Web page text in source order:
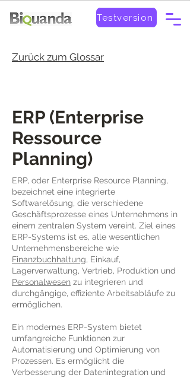
Testversion
Zurück zum Glossar
ERP (Enterprise
Ressource
Planning)
ERP, oder Enterprise Resource Planning,
bezeichnet eine integrierte
Softwarelösung, die verschiedene
Geschäftsprozesse eines Unternehmens in
einem zentralen System vereint. Ziel eines
ERP-Systems ist es, alle wesentlichen
Unternehmensbereiche wie
Finanzbuchhaltung, Einkauf,
Lagerverwaltung, Vertrieb, Produktion und
Personalwesen zu integrieren und
durchgängige, effiziente Arbeitsabläufe zu
ermöglichen.
Ein modernes ERP-System bietet
umfangreiche Funktionen zur
Automatisierung und Optimierung von
Prozessen. Es ermöglicht die
Verbesserung der Datenintegration und